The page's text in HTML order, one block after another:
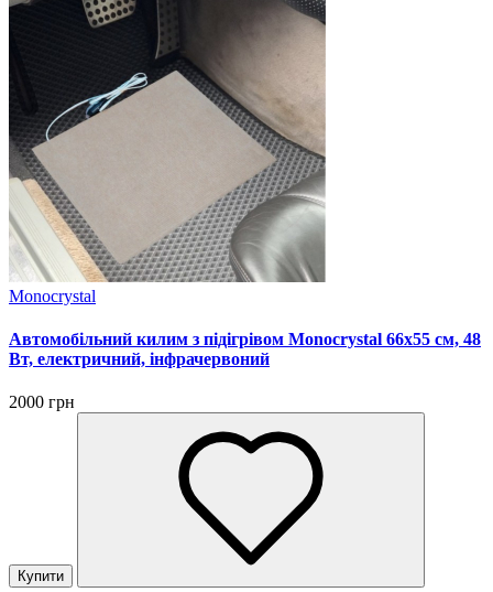
Monocrystal
Автомобільний килим з підігрівом Monocrystal 66х55 см, 48
Вт, електричний, інфрачервоний
2000 грн
Купити